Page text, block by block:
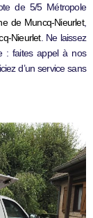
de 5/5 Métropole
de Muncq-Nieurlet,
Nieurlet. Ne laissez
: faites appel à nos
d’un service sans